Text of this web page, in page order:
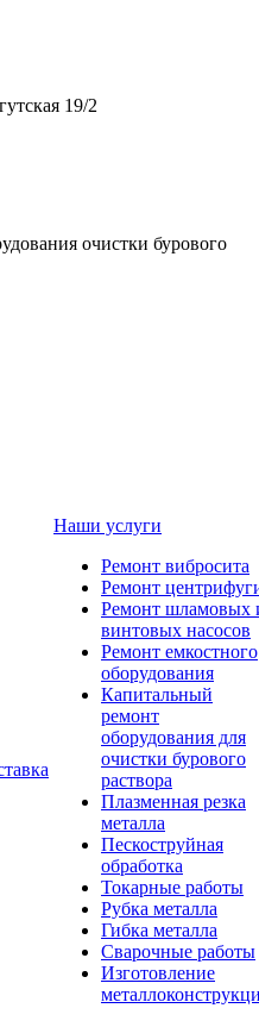
19/2
очистки бурового
Наши услуги
Ремонт вибросита
Ремонт
Ремонт шламовых
винтовых насосов
Ремонт емкостного
оборудования
Капитальный
ремонт
оборудования для
очистки бурового
раствора
Плазменная резка
металла
Пескоструйная
обработка
Токарные работы
Рубка металла
Гибка металла
Сварочные работы
Изготовление